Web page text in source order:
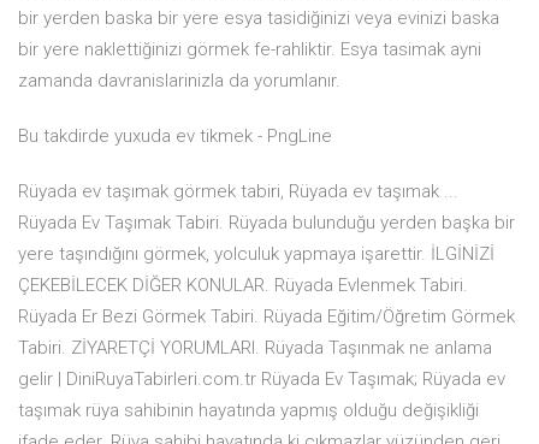
bir yerden baska bir yere esya tasidiğinizi veya evinizi baska
bir yere naklettiğinizi görmek fe-rahliktir. Esya tasimak ayni
zamanda davranislarinizla da yorumlanır.
Bu takdirde yuxuda ev tikmek - PngLine
Rüyada ev taşımak görmek tabiri, Rüyada ev taşımak ...
Rüyada Ev Taşımak Tabiri. Rüyada bulunduğu yerden başka bir
yere taşındığını görmek, yolcu­luk yapmaya işarettir. İLGİNİZİ
ÇEKEBİLECEK DİĞER KONULAR. Rüyada Evlenmek Tabiri.
Rüyada Er Bezi Görmek Tabiri. Rüyada Eğitim/Öğretim Görmek
Tabiri. ZİYARETÇİ YORUMLARI. Rüyada Taşınmak ne anlama
gelir | DiniRuyaTabirleri.com.tr Rüyada Ev Taşımak; Rüyada ev
taşımak rüya sahibinin hayatında yapmış olduğu değişikliği